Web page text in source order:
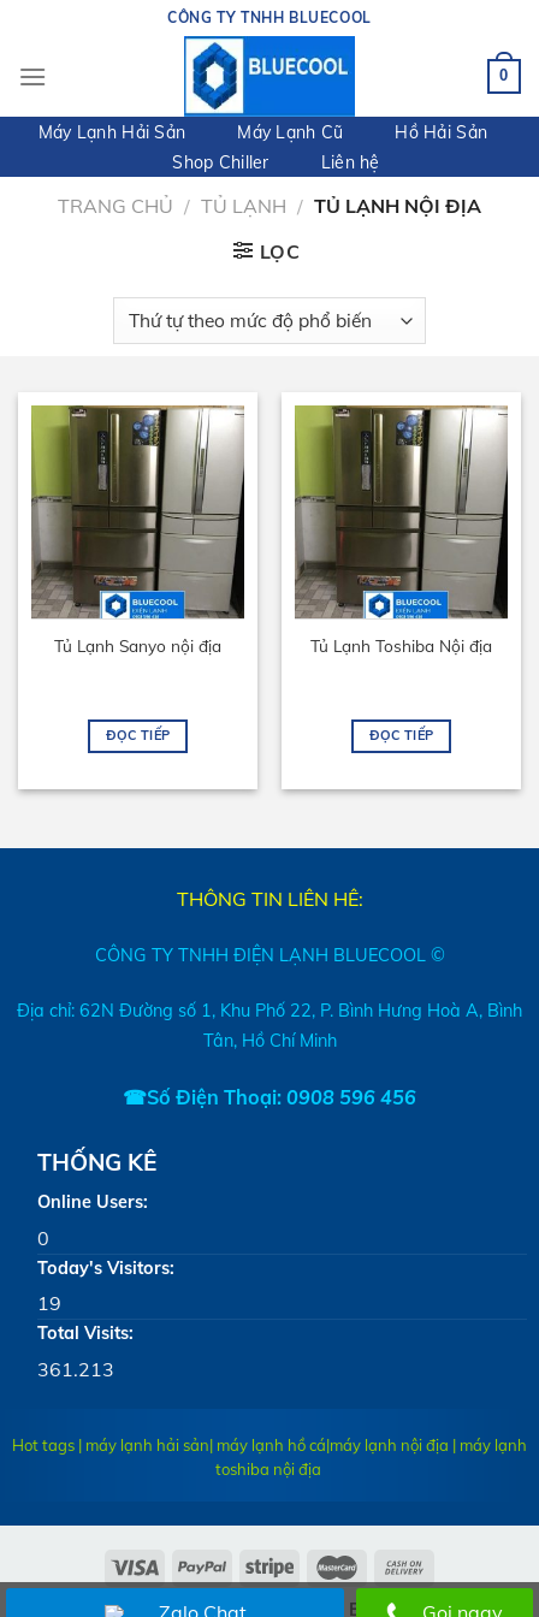
content
CÔNG TY TNHH BLUECOOL
0
Máy Lạnh Hải Sản Máy Lạnh Cũ
Hồ Hải Sản
Shop Chiller
Liên hệ
TRANG CHỦ / TỦ LẠNH / TỦ LẠNH NỘI ĐỊA
LỌC
Tủ Lạnh Sanyo nội địa
ĐỌC TIẾP
Tủ Lạnh Toshiba Nội địa
ĐỌC TIẾP
THÔNG TIN LIÊN HÊ:
CÔNG TY TNHH ĐIỆN LẠNH BLUECOOL ©
Địa chỉ: 62N Đường số 1, Khu Phố 22, P. Bình Hưng Hoà A, Bình
Tân, Hồ Chí Minh
☎Số Điện Thoại: 0908 596 456
THỐNG KÊ
Online Users:
0
Today's Visitors:
19
Total Visits:
361.213
Hot tags | máy lạnh hải sản| máy lạnh hồ cá|máy lạnh nội địa | máy lạnh
toshiba nội địa
Copyright 2020 © ĐIỆN LẠNH BLUECOOL
Zalo Chat Gọi ngay